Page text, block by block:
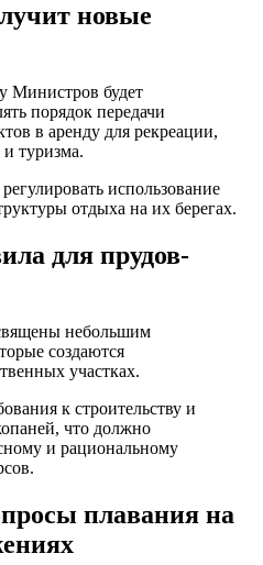
новые
Министров будет
порядок передачи
в аренду для рекреации,
туризма.
использование
отдыха на их берегах.
для прудов-
небольшим
создаются
участках.
к строительству и
что должно
и рациональному
плавания на